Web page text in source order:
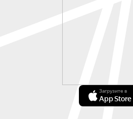
Загрузите в
App Store